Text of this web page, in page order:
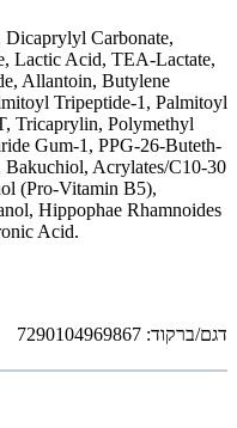
Dicaprylyl Carbonate,
Lactic Acid, TEA-Lactate,
Allantoin, Butylene
Tripeptide-1, Palmitoyl
Tricaprylin, Polymethyl
Gum-1, PPG-26-Buteth-
Acrylates/C10-30
(Pro-Vitamin B5),
Hippophae Rhamnoides
Acid.
דגם/ברקוד: 7290104969867